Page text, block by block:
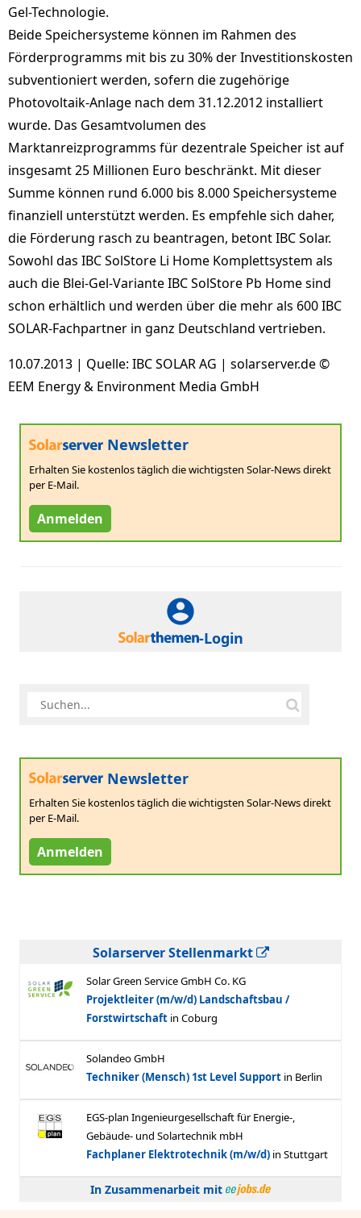
Gel-Technologie.
Beide Speichersysteme können im Rahmen des
Förderprogramms mit bis zu 30% der Investitionskosten
subventioniert werden, sofern die zugehörige
Photovoltaik-Anlage nach dem 31.12.2012 installiert
wurde. Das Gesamtvolumen des
Marktanreizprogramms für dezentrale Speicher ist auf
insgesamt 25 Millionen Euro beschränkt. Mit dieser
Summe können rund 6.000 bis 8.000 Speichersysteme
finanziell unterstützt werden. Es empfehle sich daher,
die Förderung rasch zu beantragen, betont IBC Solar.
Sowohl das IBC SolStore Li Home Komplettsystem als
auch die Blei-Gel-Variante IBC SolStore Pb Home sind
schon erhältlich und werden über die mehr als 600 IBC
SOLAR-Fachpartner in ganz Deutschland vertrieben.
10.07.2013 | Quelle: IBC SOLAR AG | solarserver.de ©
EEM Energy & Environment Media GmbH
Newsletter
Erhalten Sie kostenlos täglich die wichtigsten Solar-News direkt
per E-Mail.
Anmelden
-Login
Newsletter
Erhalten Sie kostenlos täglich die wichtigsten Solar-News direkt
per E-Mail.
Anmelden
Solarserver Stellenmarkt
In Zusammenarbeit mit